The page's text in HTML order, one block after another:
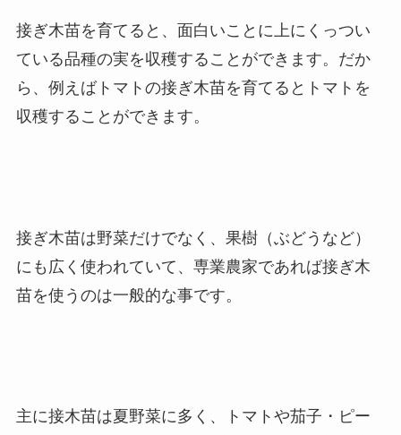
接ぎ木苗を育てると、面白いことに上にくっつい
ている品種の実を収穫することができます。だか
ら、例えばトマトの接ぎ木苗を育てるとトマトを
収穫することができます。
接ぎ木苗は野菜だけでなく、果樹（ぶどうなど）
にも広く使われていて、専業農家であれば接ぎ木
苗を使うのは一般的な事です。
主に接木苗は夏野菜に多く、トマトや茄子・ピー